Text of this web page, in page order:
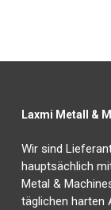
Laxmi Metall &
Wir sind
hauptsächlich
Metal &
täglichen harten